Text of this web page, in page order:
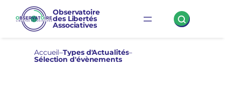
Observatoire
des Libertés
Associatives
Accueil–Types d'Actualités–
Sélection d'évènements